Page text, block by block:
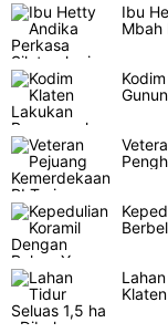
Ibu
Mbah